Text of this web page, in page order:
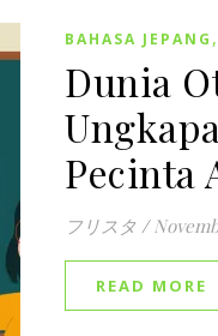
BAHASA JEPANG ,
Dunia
Pecinta
フリスタ /
READ MORE